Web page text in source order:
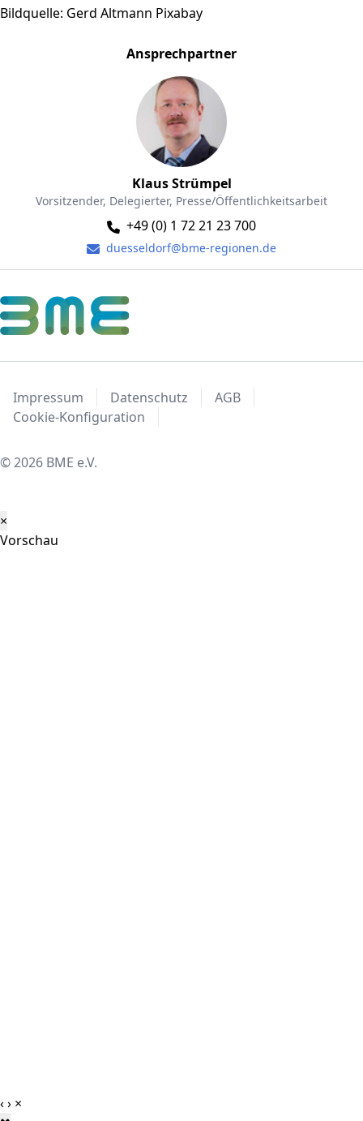
Bildquelle: Gerd Altmann Pixabay
Ansprechpartner
Klaus Strümpel
Vorsitzender, Delegierter, Presse/Öffentlichkeitsarbeit
+49 (0) 1 72 21 23 700
duesseldorf@bme-regionen.de
Impressum Datenschutz
AGB
Cookie-Konfiguration
© 2026 BME e.V.
×
Vorschau
‹› ×